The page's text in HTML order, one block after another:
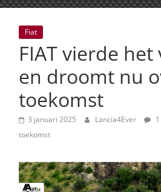
Gazetta
dell'Automobile
Italiana
autonieuws
lifestyle
Fiat
FIAT vierde
en droomt nu
toekomst
3 januari 2025 Lancia4Ever
toekomst